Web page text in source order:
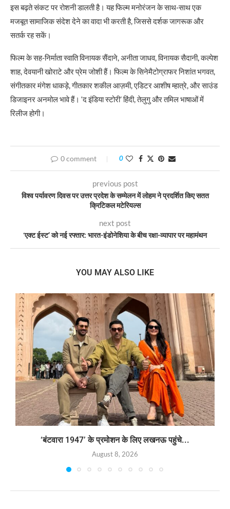
इस बढ़ते संकट पर रोशनी डालती है। यह फिल्म मनोरंजन के साथ-साथ एक
मजबूत सामाजिक संदेश देने का वादा भी करती है, जिससे दर्शक जागरूक और
सतर्क रह सकें।
फिल्म के सह-निर्माता स्वाति विनायक सैंदाने, अनीता जाधव, विनायक सैदानी, कल्पेश
शाह, देवयानी खोराटे और प्रेम जोशी हैं। फिल्म के सिनेमैटोग्राफर निशांत भगवत,
संगीतकार मंगेश धाकड़े, गीतकार शकील आज़मी, एडिटर आशीष म्हात्रे, और साउंड
डिजाइनर अनमोल भावे हैं। ‘द इंडिया स्टोरी’ हिंदी, तेलुगु और तमिल भाषाओं में
रिलीज होगी।
0 comment 0
previous post
विश्व पर्यावरण दिवस पर उत्तर प्रदेश के सम्मेलन में लोहम ने प्रदर्शित किए सतत
क्रिटिकल मटेरियल्स
next post
‘एक्ट ईस्ट’ को नई रफ्तार: भारत-इंडोनेशिया के बीच रक्षा-व्यापार पर महामंथन
YOU MAY ALSO LIKE
‘बंटवारा 1947’ के प्रमोशन के लिए लखनऊ पहुंचे...
August 8, 2026